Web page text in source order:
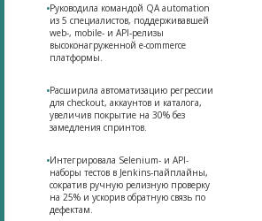
•Руководила командой QA automation
из 5 специалистов, поддерживавшей
web-, mobile- и API-релизы
высоконагруженной e-commerce
платформы.
•Расширила автоматизацию регрессии
для checkout, аккаунтов и каталога,
увеличив покрытие на 30% без
замедления спринтов.
•Интегрировала Selenium- и API-
наборы тестов в Jenkins-пайплайны,
сократив ручную релизную проверку
на 25% и ускорив обратную связь по
дефектам.